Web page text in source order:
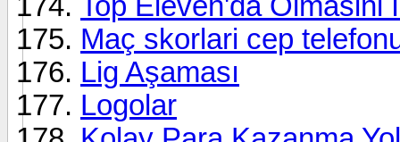
Maç skorlari cep
Lig Aşaması
Logolar